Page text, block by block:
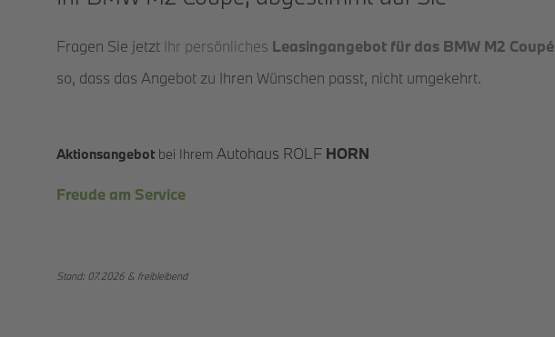
Fragen Sie jetzt Ihr persönliches Leasingangebot für das BMW M2 Coupé
so, dass das Angebot zu Ihren Wünschen passt, nicht umgekehrt.
Aktionsangebot bei Ihrem Autohaus ROLF HORN
Freude am Service
Stand: 07.2026 & freibleibend